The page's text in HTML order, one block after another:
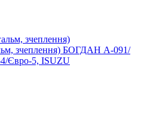
зчеплення) БОГДАН А-091/
Євро-5, ISUZU